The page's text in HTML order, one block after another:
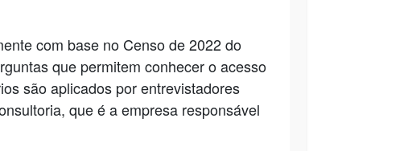
com base no Censo de 2022 do
que permitem conhecer o acesso
são aplicados por entrevistadores
que é a empresa responsável